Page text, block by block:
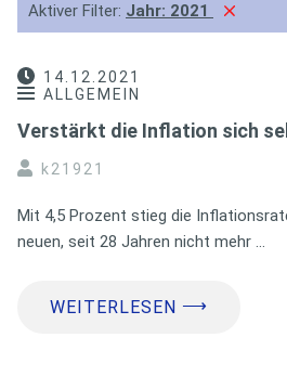
Aktiver Filter: Jahr: 2021
14.12.2021
ALLGEMEIN
Verstärkt die Inflation sich
k21921
Mit 4,5 Prozent stieg die
neuen, seit 28 Jahren nicht mehr …
WEITERLESEN ⟶